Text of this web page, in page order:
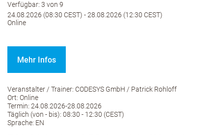
Verfügbar: 3 von 9
24.08.2026 (08:30 CEST) - 28.08.2026 (12:30 CEST)
Online
Mehr Infos
Veranstalter / Trainer: CODESYS GmbH / Patrick Rohloff
Ort: Online
Termin: 24.08.2026-28.08.2026
Täglich (von - bis): 08:30 - 12:30 (CEST)
Sprache: EN